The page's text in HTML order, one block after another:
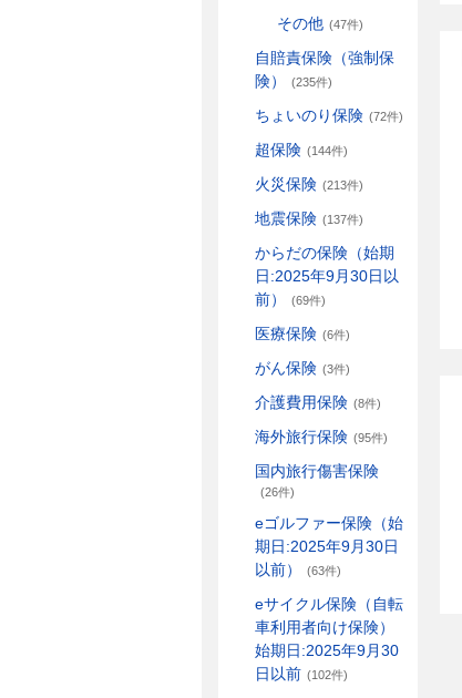
その他 (47件)
自賠責保険（強制保
険）
(235件)
ちょいのり保険 (72件)
超保険 (144件)
火災保険 (213件)
地震保険 (137件)
からだの保険（始期
日:2025年9月30日以
前）
(69件)
医療保険 (6件)
がん保険 (3件)
介護費用保険 (8件)
海外旅行保険 (95件)
国内旅行傷害保険
(26件)
eゴルファー保険（始
期日:2025年9月30日
以前）
(63件)
eサイクル保険（自転
車利用者向け保険）
始期日:2025年9月30
日以前 (102件)